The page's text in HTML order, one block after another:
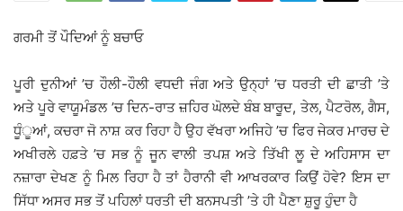
ਗਰਮੀ ਤੋਂ ਪੌਦਿਆਂ ਨੂੰ ਬਚਾਓ
ਪੂਰੀ ਦੁਨੀਆਂ ’ਚ ਹੌਲੀ-ਹੌਲੀ ਵਧਦੀ ਜੰਗ ਅਤੇ ਉਨ੍ਹਾਂ ’ਚ ਧਰਤੀ ਦੀ ਛਾਤੀ ’ਤੇ
ਅਤੇ ਪੂਰੇ ਵਾਯੂਮੰਡਲ ’ਚ ਦਿਨ-ਰਾਤ ਜ਼ਹਿਰ ਘੋਲਦੇ ਬੰਬ ਬਾਰੂਦ, ਤੇਲ, ਪੈਟਰੋਲ, ਗੈਸ,
ਧੂੰੂਆਂ, ਕਚਰਾ ਜੋ ਨਾਸ਼ ਕਰ ਰਿਹਾ ਹੈ ਉਹ ਵੱਖਰਾ ਅਜਿਹੇ ’ਚ ਫਿਰ ਜੇਕਰ ਮਾਰਚ ਦੇ
ਅਖੀਰਲੇ ਹਫ਼ਤੇ ’ਚ ਸਭ ਨੂੰ ਜੂਨ ਵਾਲੀ ਤਪਸ਼ ਅਤੇ ਤਿੱਖੀ ਲੂ ਦੇ ਅਹਿਸਾਸ ਦਾ
ਨਜ਼ਾਰਾ ਦੇਖਣ ਨੂੰ ਮਿਲ ਰਿਹਾ ਹੈ ਤਾਂ ਹੈਰਾਨੀ ਵੀ ਆਖਰਕਾਰ ਕਿਉਂ ਹੋਵੇ? ਇਸ ਦਾ
ਸਿੱਧਾ ਅਸਰ ਸਭ ਤੋਂ ਪਹਿਲਾਂ ਧਰਤੀ ਦੀ ਬਨਸਪਤੀ ’ਤੇ ਹੀ ਪੈਣਾ ਸ਼ੁਰੂ ਹੁੰਦਾ ਹੈ